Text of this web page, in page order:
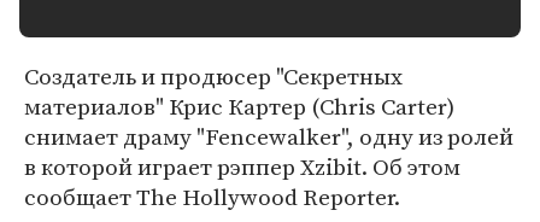
Создатель и продюсер "Секретных
материалов" Крис Картер (Chris Carter)
снимает драму "Fencewalker", одну из ролей
в которой играет рэппер Xzibit. Об этом
сообщает The Hollywood Reporter.